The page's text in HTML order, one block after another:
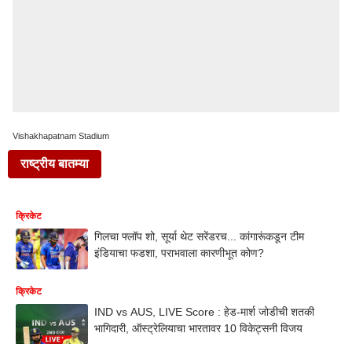
Vishakhapatnam Stadium
राष्ट्रीय बातम्या
क्रिकेट
गिलचा फ्लॉप शो, सूर्या थेट सरेंडरच... कांगारूंकडून टीम
इंडियाचा फडशा, पराभवाला कारणीभूत कोण?
क्रिकेट
IND vs AUS, LIVE Score : हेड-मार्श जोडीची शतकी
भागिदारी, ऑस्ट्रेलियाचा भारतावर 10 विकेट्सनी विजय